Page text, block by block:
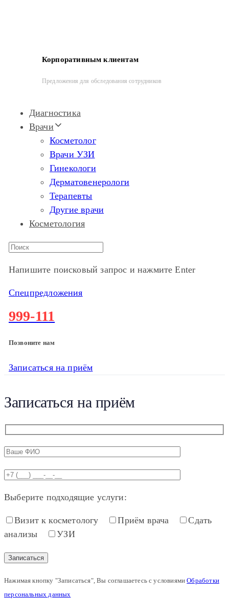
Корпоративным клиентам
Предложения для обследования сотрудников
Диагностика
Врачи
Косметолог
Врачи УЗИ
Гинекологи
Дерматовенерологи
Терапевты
Другие врачи
Косметология
Напишите поисковый запрос и нажмите Enter
Спецпредложения
999-111
Позвоните нам
Записаться на приём
Записаться на приём
Выберите подходящие услуги:
Визит к косметологу Приём врача
Сдать
анализы
УЗИ
Нажимая кнопку "Записаться", Вы соглашаетесь с условиямиОбработки
персональных данных